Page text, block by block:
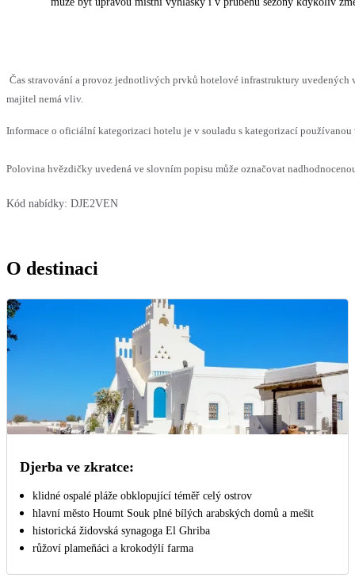
Čas stravování a provoz jednotlivých prvků hotelové infrastruktury uvedených
majitel nemá vliv.
Informace o oficiální kategorizaci hotelu je v souladu s kategorizací
Polovina hvězdičky uvedená ve slovním popisu může označovat
Kód nabídky: DJE2VEN
O destinaci
Djerba ve zkratce:
klidné ospalé pláže obklopující téměř celý ostrov
hlavní město Houmt Souk plné bílých arabských domů a mešit
historická židovská synagoga El Ghriba
růžoví plameňáci a krokodýlí farma